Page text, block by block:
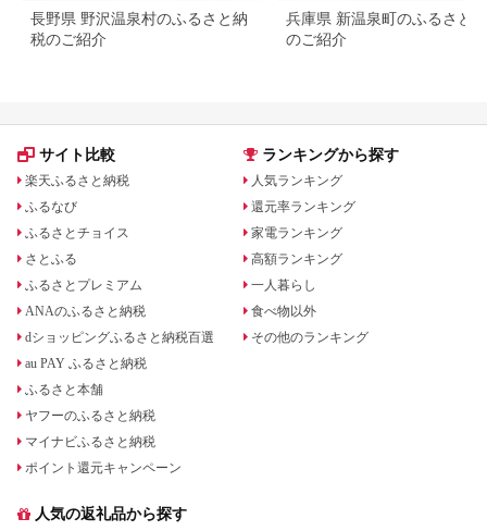
長野県 野沢温泉村のふるさと納
税のご紹介
兵庫県 新温泉町のふるさと
のご紹介
サイト比較
楽天ふるさと納税
ふるなび
ふるさとチョイス
さとふる
ふるさとプレミアム
ANAのふるさと納税
dショッピングふるさと納税百選
au PAY ふるさと納税
ふるさと本舗
ヤフーのふるさと納税
マイナビふるさと納税
ポイント還元キャンペーン
ランキングから探す
人気ランキング
還元率ランキング
家電ランキング
高額ランキング
一人暮らし
食べ物以外
その他のランキング
人気の返礼品から探す